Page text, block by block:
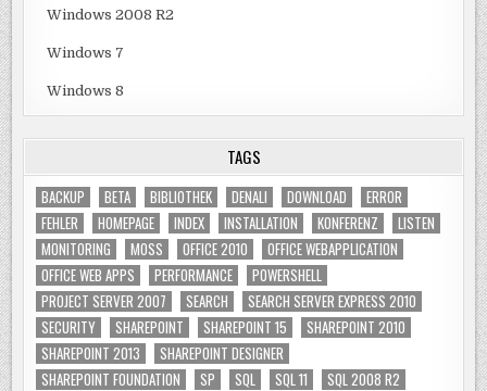
Windows 2008 R2
Windows 7
Windows 8
TAGS
BACKUP BETA BIBLIOTHEK DENALI DOWNLOAD
ERROR
FEHLER
HOMEPAGE INDEX INSTALLATION KONFERENZ
LISTEN
MONITORING
MOSS OFFICE 2010
OFFICE WEBAPPLICATION
OFFICE WEB APPS
PERFORMANCE
POWERSHELL
PROJECT SERVER 2007
SEARCH
SEARCH SERVER EXPRESS 2010
SECURITY
SHAREPOINT SHAREPOINT 15
SHAREPOINT 2010
SHAREPOINT 2013
SHAREPOINT DESIGNER
SHAREPOINT FOUNDATION
SP SQL SQL 11
SQL 2008 R2